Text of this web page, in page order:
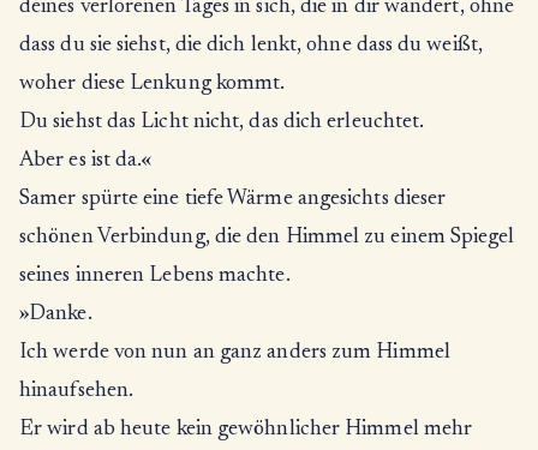
deines verlorenen Tages in sich, die in dir wandert, ohne
dass du sie siehst, die dich lenkt, ohne dass du weißt,
woher diese Lenkung kommt.
Du siehst das Licht nicht, das dich erleuchtet.
Aber es ist da.«
Samer spürte eine tiefe Wärme angesichts dieser
schönen Verbindung, die den Himmel zu einem Spiegel
seines inneren Lebens machte.
»Danke.
Ich werde von nun an ganz anders zum Himmel
hinaufsehen.
Er wird ab heute kein gewöhnlicher Himmel mehr